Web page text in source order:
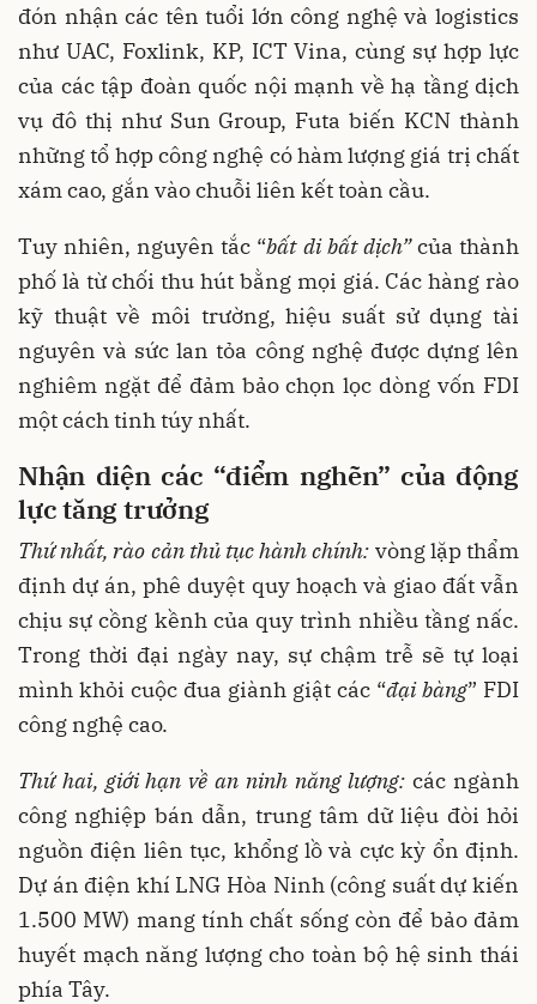
đón nhận các tên tuổi lớn công nghệ và logistics
như UAC, Foxlink, KP, ICT Vina, cùng sự hợp lực
của các tập đoàn quốc nội mạnh về hạ tầng dịch
vụ đô thị như Sun Group, Futa biến KCN thành
những tổ hợp công nghệ có hàm lượng giá trị chất
xám cao, gắn vào chuỗi liên kết toàn cầu.
Tuy nhiên, nguyên tắc “bất di bất dịch”của thành
phố là từ chối thu hút bằng mọi giá. Các hàng rào
kỹ thuật về môi trường, hiệu suất sử dụng tài
nguyên và sức lan tỏa công nghệ được dựng lên
nghiêm ngặt để đảm bảo chọn lọc dòng vốn FDI
một cách tinh túy nhất.
Nhận diện các “điểm nghẽn” của động
lựctăng trưởng
Thứ nhất, rào cản thủ tục hành chính: vòng lặp thẩm
định dự án, phê duyệt quy hoạch và giao đất vẫn
chịu sự cồng kềnh của quy trình nhiều tầng nấc.
Trong thời đại ngày nay, sự chậm trễ sẽ tự loại
mình khỏi cuộc đua giành giật các “đại bàng” FDI
công nghệ cao.
Thứ hai, giới hạn về an ninh năng lượng: các ngành
công nghiệp bán dẫn, trung tâm dữ liệu đòi hỏi
nguồn điện liên tục, khổng lồ và cực kỳ ổn định.
Dự án điện khí LNG Hòa Ninh (công suất dự kiến
1.500 MW) mang tính chất sống còn để bảo đảm
huyết mạch năng lượng cho toàn bộ hệ sinh thái
phía Tây.